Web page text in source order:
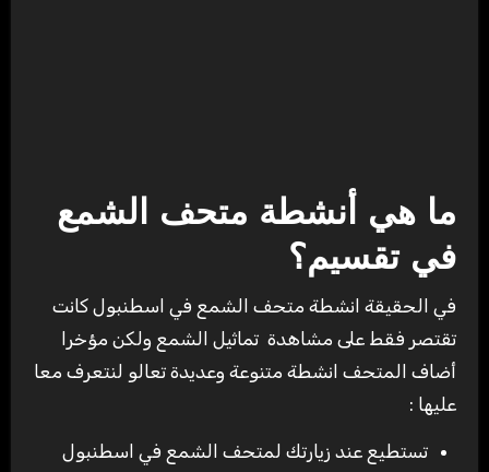
ما هي أنشطة متحف الشمع
في تقسيم؟
في الحقيقة انشطة متحف الشمع في اسطنبول كانت
تقتصر فقط على مشاهدة تماثيل الشمع ولكن مؤخرا
أضاف المتحف انشطة متنوعة وعديدة تعالو لنتعرف معا
عليها :
تستطيع عند زيارتك لمتحف الشمع في اسطنبول